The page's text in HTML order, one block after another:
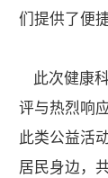
们提供了便
此次健康
评与热烈响
此类公益活
居民身边，